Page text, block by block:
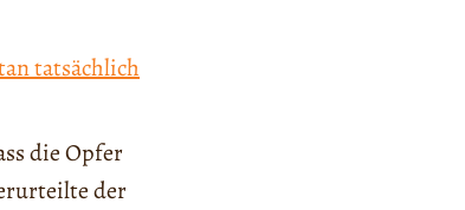
tatsächlich
die Opfer
der